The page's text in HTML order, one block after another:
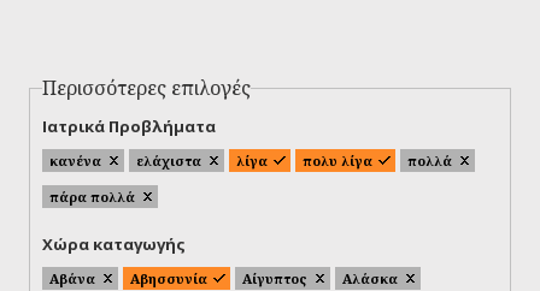
Περισσότερες επιλογές
Ιατρικά Προβλήματα
κανένα ελάχιστα λίγα πολυ λίγα
πολλά
πάρα πολλά
Χώρα καταγωγής
Αβάνα Αβησσυνία Αίγυπτος
Αλάσκα